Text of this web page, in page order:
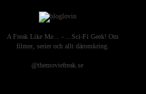
@themoviefreak.se